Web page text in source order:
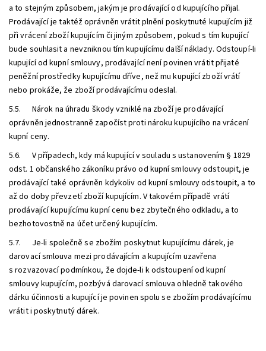
a to stejným způsobem, jakým je prodávající od kupujícího přijal.
Prodávající je taktéž oprávněn vrátit plnění poskytnuté kupujícím již
při vrácení zboží kupujícím či jiným způsobem, pokud s tím kupující
bude souhlasit a nevzniknou tím kupujícímu další náklady. Odstoupí-li
kupující od kupní smlouvy, prodávající není povinen vrátit přijaté
peněžní prostředky kupujícímu dříve, než mu kupující zboží vrátí
nebo prokáže, že zboží prodávajícímu odeslal.
5.5. Nárok na úhradu škody vzniklé na zboží je prodávající
oprávněn jednostranně započíst proti nároku kupujícího na vrácení
kupní ceny.
5.6. V případech, kdy má kupující v souladu s ustanovením § 1829
odst. 1 občanského zákoníku právo od kupní smlouvy odstoupit, je
prodávající také oprávněn kdykoliv od kupní smlouvy odstoupit, a to
až do doby převzetí zboží kupujícím. V takovém případě vrátí
prodávající kupujícímu kupní cenu bez zbytečného odkladu, a to
bezhotovostně na účet určený kupujícím.
5.7. Je-li společně se zbožím poskytnut kupujícímu dárek, je
darovací smlouva mezi prodávajícím a kupujícím uzavřena
s rozvazovací podmínkou, že dojde-li k odstoupení od kupní
smlouvy kupujícím, pozbývá darovací smlouva ohledně takového
dárku účinnosti a kupující je povinen spolu se zbožím prodávajícímu
vrátit i poskytnutý dárek.